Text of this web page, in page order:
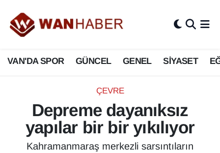
VAN'DA SPOR GÜNCEL GENEL SİYASET
ÇEVRE
Depreme dayanıksız
yapılar bir bir yıkılıyor
Kahramanmaraş merkezli sarsıntıların
3.SAYFA
ASAYİŞ
BİLİM VE TEKNOLOJİ
Biyografi
Bölge Haberleri
Van Nöbetçi Eczaneler
Van Hava Durumu
Van Namaz Vakitleri
Van Trafik Yoğunluk Haritası
Süper Lig Puan Durumu ve Fikstür